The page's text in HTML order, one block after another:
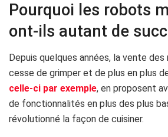
Pourquoi les robots
ont-ils autant de
Depuis quelques années, la vente
cesse de grimper et de plus en plus
celle-ci par exemple, en proposent
de fonctionnalités en plus des plus
révolutionné la façon de cuisiner.